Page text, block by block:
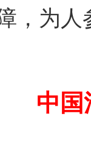
，为
中国